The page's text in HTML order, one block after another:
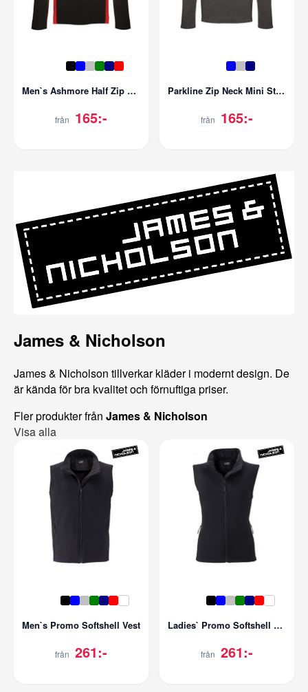
Men`s Ashmore Half Zip Fleece
från 165:-
Parkline Zip Neck Mini Stripe Micro Fleece
från 165:-
James & Nicholson
James & Nicholson tillverkar kläder i modernt design. De
är kända för bra kvalitet och förnuftiga priser.
Fler produkter från James & Nicholson
Visa alla
Men`s Promo Softshell Vest
från 261:-
Ladies` Promo Softshell Vest
från 261:-